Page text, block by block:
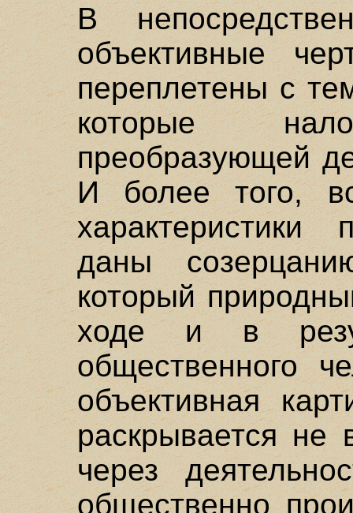
В
объективные
переплетены с
которые
преобразующей
И более того,
характеристики
даны
который
ходе и в
общественного
объективная
раскрывается не
через
общественно